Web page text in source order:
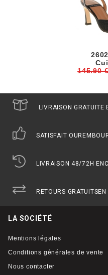
145.90
LIVRAISON GRATUITE
SATISFAIT OU
LIVRAISON 48/72H EN
RETOURS GRATUITS
LA SOCIÉTÉ
Mentions légales
Conditions générales de vente
Nous contacter